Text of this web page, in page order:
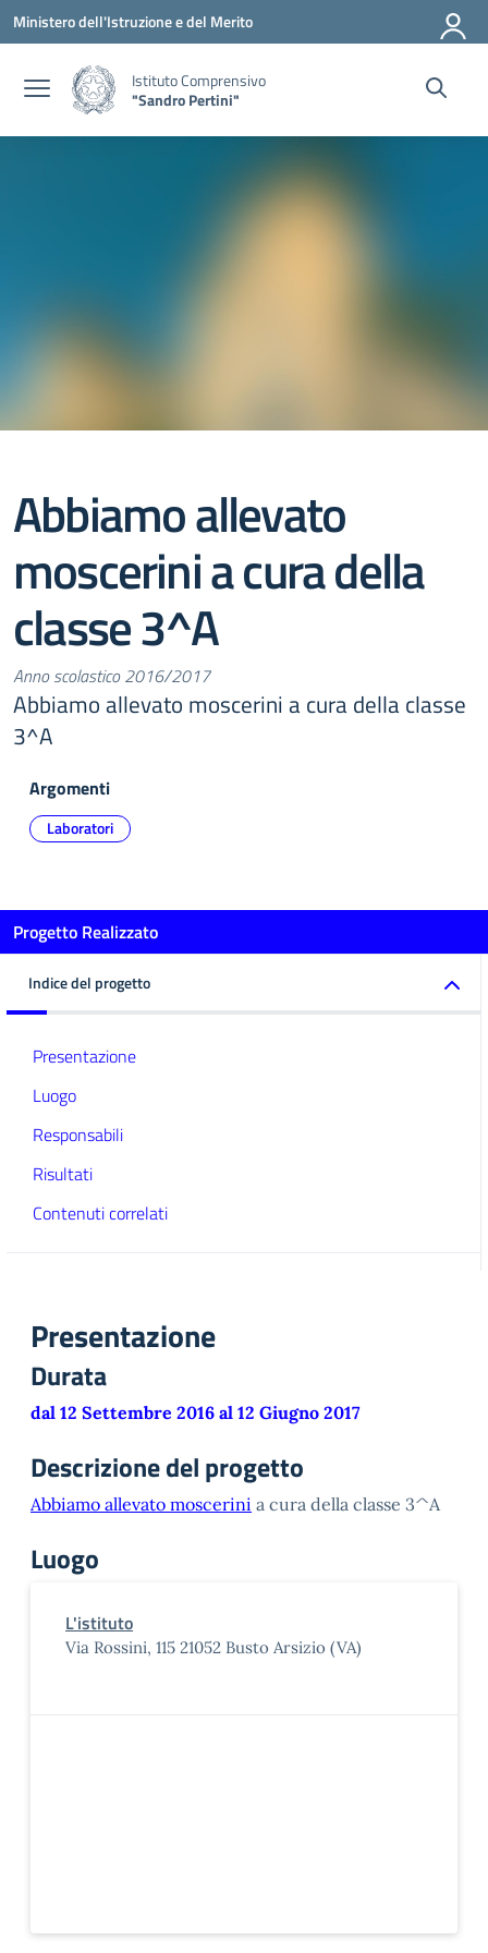
Vai ai contenuti
Vai al menu di navigazione
Vai al footer
Ministero dell'Istruzione e del Merito
Istituto Comprensivo
"Sandro Pertini"
Abbiamo allevato
moscerini a cura della
classe 3^A
Anno scolastico 2016/2017
Abbiamo allevato moscerini a cura della classe
3^A
Argomenti
Laboratori
Progetto Realizzato
Indice del progetto
Presentazione
Luogo
Responsabili
Risultati
Contenuti correlati
Presentazione
Durata
dal 12 Settembre 2016 al 12 Giugno 2017
Descrizione del progetto
Abbiamo allevato moscerini a cura della classe 3^A
Luogo
L'istituto
Via Rossini, 115 21052 Busto Arsizio (VA)